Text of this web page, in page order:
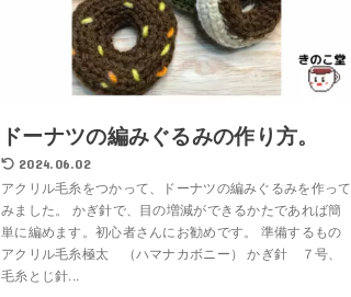
ドーナツの編みぐるみの作り方。
2024.06.02
アクリル毛糸をつかって、ドーナツの編みぐるみを作って
みました。 かぎ針で、目の増減ができるかたであれば簡
単に編めます。初心者さんにお勧めです。 準備するもの
アクリル毛糸極太 （ハマナカボニー） かぎ針 ７号、
毛糸とじ針...